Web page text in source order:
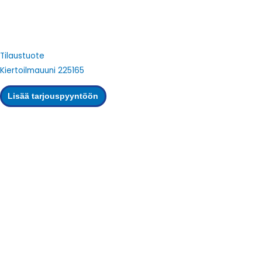
Tilaustuote
Kiertoilmauuni 225165
Lisää tarjouspyyntöön